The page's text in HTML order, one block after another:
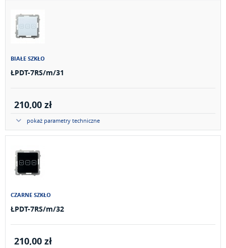
BIAŁE SZKŁO
ŁPDT-7RS/m/31
210,00 zł
pokaż parametry techniczne
CZARNE SZKŁO
ŁPDT-7RS/m/32
210,00 zł